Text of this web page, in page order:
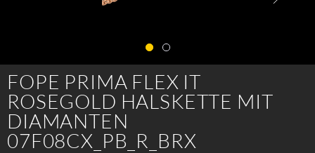
FOPE PRIMA FLEX IT
ROSEGOLD HALSKETTE MIT
DIAMANTEN
07F08CX_PB_R_BRX